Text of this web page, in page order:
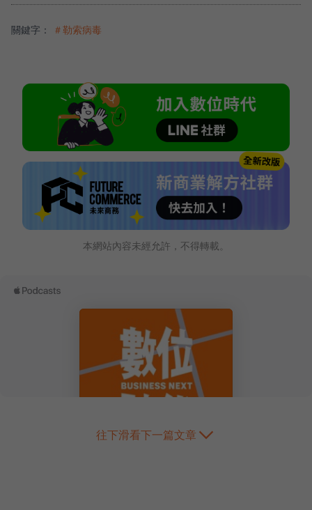
關鍵字： ＃勒索病毒
本網站內容未經允許，不得轉載。
往下滑看下一篇文章